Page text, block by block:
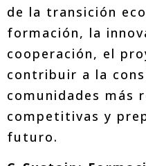
de la transición
formación, la
cooperación, el
contribuir a la
comunidades más
competitivas y
futuro.